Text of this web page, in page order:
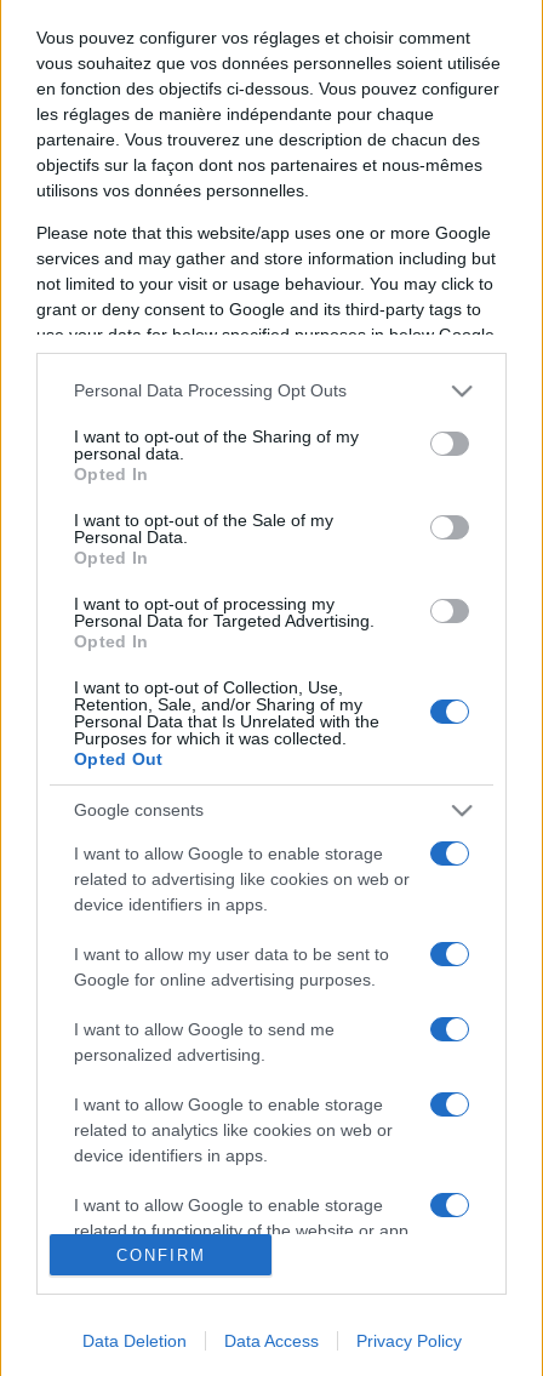
Vous pouvez configurer vos réglages et choisir comment
vous souhaitez que vos données personnelles soient utilisée
en fonction des objectifs ci-dessous. Vous pouvez configurer
les réglages de manière indépendante pour chaque
partenaire. Vous trouverez une description de chacun des
objectifs sur la façon dont nos partenaires et nous-mêmes
utilisons vos données personnelles.
Please note that this website/app uses one or more Google
services and may gather and store information including but
not limited to your visit or usage behaviour. You may click to
grant or deny consent to Google and its third-party tags to
use your data for below specified purposes in below Google
consent section.
Personal Data Processing Opt Outs
I want to opt-out of the Sharing of my
personal data.
Opted In
I want to opt-out of the Sale of my
Personal Data.
Opted In
I want to opt-out of processing my
Personal Data for Targeted Advertising.
Opted In
I want to opt-out of Collection, Use,
Retention, Sale, and/or Sharing of my
Personal Data that Is Unrelated with the
Purposes for which it was collected.
Opted Out
Google consents
I want to allow Google to enable storage
related to advertising like cookies on web or
device identifiers in apps.
I want to allow my user data to be sent to
Google for online advertising purposes.
I want to allow Google to send me
personalized advertising.
I want to allow Google to enable storage
related to analytics like cookies on web or
device identifiers in apps.
I want to allow Google to enable storage
related to functionality of the website or app.
I want to allow Google to enable storage
I want to allow Google to enable storage
CONFIRM
Data Deletion Data Access Privacy Policy
Programme TV Rugby>United Rugby Championship
Vendredi 25 Avril 2025
Cardiff
Blues
Munster
n'est pas (encore ?)
connue, nous ne manquerons pas de la communiquer si
la rencontre est diffusée . Ce match de
Championship
verra s'affronter Cardiff Blues etMunster
et aura lieu Vendredi 25 Avril 2025 à 20h35. Pour vous
procurer des
places Cardiff Blues Munster
chez notre partenairePlaces-de-Rugby.com cliquez ici
Pour suivre l'actu United Rugby Championship
RezoSport.com qui sélectionne l'actu rugby issue des
meilleurs médias, et propose également les
classements, calendriers et résultats.
TV United Rugby Championship
sur les différentes